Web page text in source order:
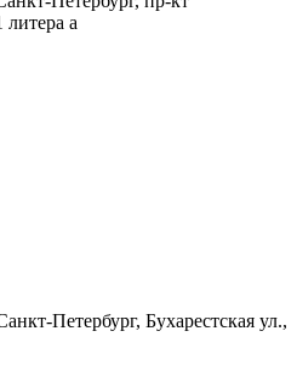
а
Петербург, Бухарестская ул.,